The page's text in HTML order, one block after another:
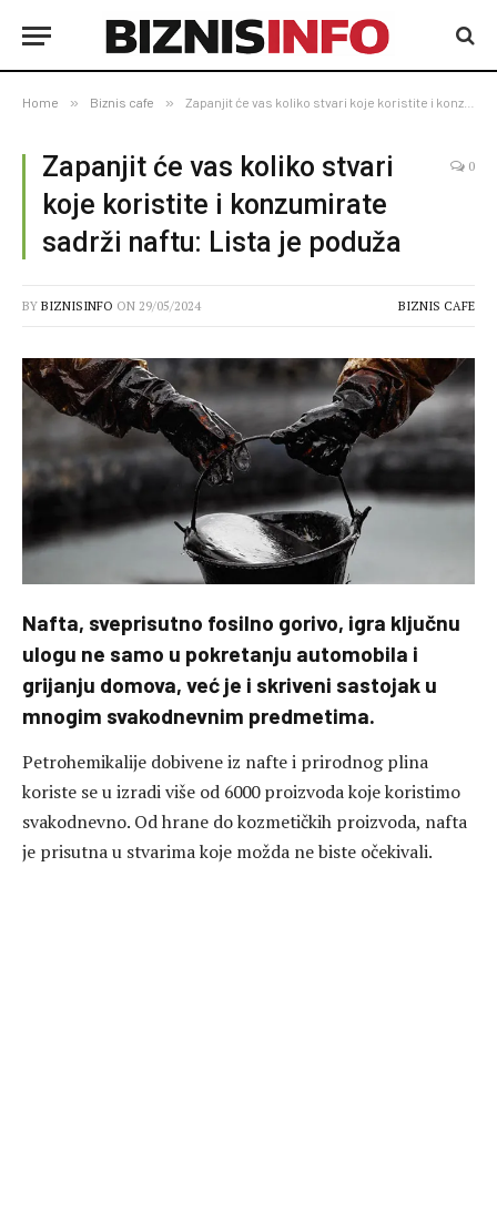
Home » Biznis cafe » Zapanjit će vas koliko stvari koje koristite i konzumirate sadrži naftu: Lista je poduža
Zapanjit će vas koliko stvari
koje koristite i konzumirate
sadrži naftu: Lista je poduža
0
BY BIZNISINFO ON 29/05/2024 BIZNIS CAFE
Nafta, sveprisutno fosilno gorivo, igra ključnu
ulogu ne samo u pokretanju automobila i
grijanju domova, već je i skriveni sastojak u
mnogim svakodnevnim predmetima.
Petrohemikalije dobivene iz nafte i prirodnog plina
koriste se u izradi više od 6000 proizvoda koje koristimo
svakodnevno. Od hrane do kozmetičkih proizvoda, nafta
je prisutna u stvarima koje možda ne biste očekivali.